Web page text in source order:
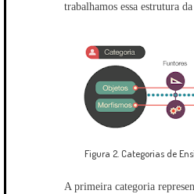
trabalhamos essa estrutura
Figura 2. Categorias de
A primeira categoria